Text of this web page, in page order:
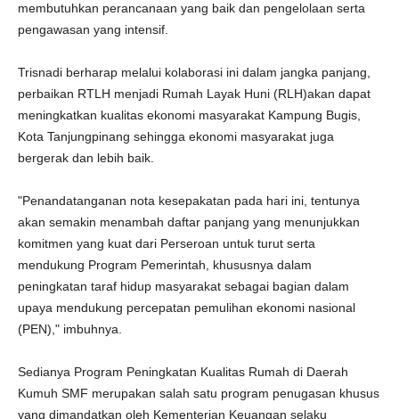
membutuhkan perancanaan yang baik dan pengelolaan serta
pengawasan yang intensif.
Trisnadi berharap melalui kolaborasi ini dalam jangka panjang,
perbaikan RTLH menjadi Rumah Layak Huni (RLH)akan dapat
meningkatkan kualitas ekonomi masyarakat Kampung Bugis,
Kota Tanjungpinang sehingga ekonomi masyarakat juga
bergerak dan lebih baik.
"Penandatanganan nota kesepakatan pada hari ini, tentunya
akan semakin menambah daftar panjang yang menunjukkan
komitmen yang kuat dari Perseroan untuk turut serta
mendukung Program Pemerintah, khususnya dalam
peningkatan taraf hidup masyarakat sebagai bagian dalam
upaya mendukung percepatan pemulihan ekonomi nasional
(PEN)," imbuhnya.
Sedianya Program Peningkatan Kualitas Rumah di Daerah
Kumuh SMF merupakan salah satu program penugasan khusus
yang dimandatkan oleh Kementerian Keuangan selaku